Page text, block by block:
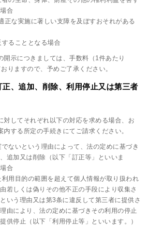
合
正な実施に著しい支障を及ぼすおそれがある
ることとなる場合
示につきましては、手数料（1件あたり
りますので、予めご了承ください。
正、追加、削除、利用停止又は第三者
してそれぞれ以下の対応を求める場合、お
内する所定の手続きにてご請求ください。
ないという理由によって、法の定めに基づき
追加又は削除（以下「訂正等」といいま
合
用目的の範囲を超えて個人情報が取り扱われ
若しくは偽りその他不正の手段により収集さ
いう理由又は第3条に違反して第三者に提供さ
由により、法の定めに基づきその利用の停止
供停止（以下「利用停止等」といいます。）